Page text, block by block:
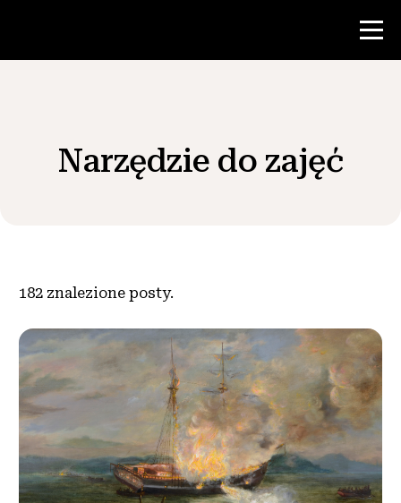
Zasoby dla nauczycieli
Zaangażować się
Narzędzie do zajęć
182 znalezione posty.